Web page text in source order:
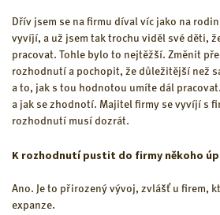
Dřív jsem se na firmu díval víc jako na
vyvíjí, a už jsem tak trochu viděl své děti,
pracovat. Tohle bylo to nejtěžší. Změnit
rozhodnutí a pochopit, že důležitější než
a to, jak s tou hodnotou umíte dál
a jak se zhodnotí. Majitel firmy se vyvíjí s
rozhodnutí musí dozrát.
K rozhodnutí pustit do firmy někoho
Ano. Je to přirozený vývoj, zvlášť u firem,
expanze.